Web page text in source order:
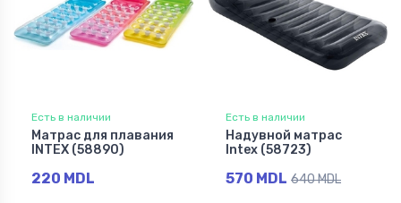
Есть в наличии
Матрас для плавания
INTEX (58890)
220 MDL
Есть в наличии
Надувной матрас
Intex (58723)
570 MDL 640 MDL